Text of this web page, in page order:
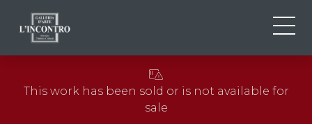
EN
NEWS AND EVENTS
This work has been sold or is not available for
sale